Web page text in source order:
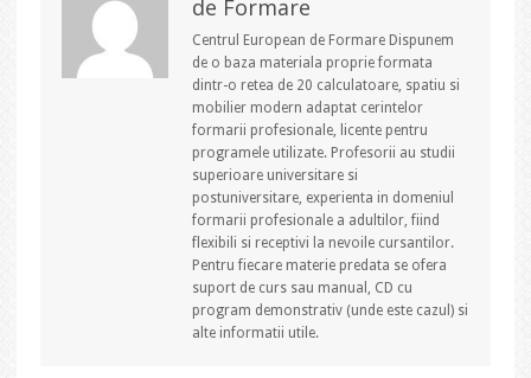
de Formare
Centrul European de Formare Dispunem
de o baza materiala proprie formata
dintr-o retea de 20 calculatoare, spatiu si
mobilier modern adaptat cerintelor
formarii profesionale, licente pentru
programele utilizate. Profesorii au studii
superioare universitare si
postuniversitare, experienta in domeniul
formarii profesionale a adultilor, fiind
flexibili si receptivi la nevoile cursantilor.
Pentru fiecare materie predata se ofera
suport de curs sau manual, CD cu
program demonstrativ (unde este cazul) si
alte informatii utile.